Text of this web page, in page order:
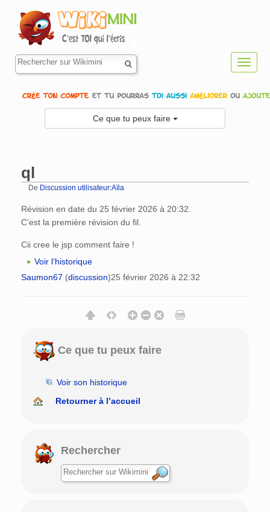
Ce que tu peux faire
ql
De Discussion utilisateur:Aïla
Révision en date du 25 février 2026 à 20:32.
C’est la première révision du fil.
Cii cree le jsp comment faire !
Voir l’historique
Saumon67 (discussion)25 février 2026 à 22:32
Ce que tu peux faire
Voir son historique
Retourner à l’accueil
Rechercher